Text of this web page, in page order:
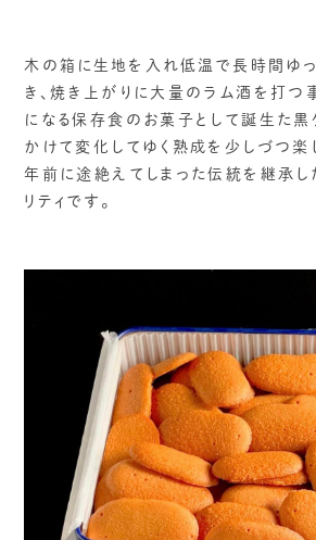
木の箱に生地を入れ低温で長時間ゆっ
き、焼き上がりに大量のラム酒を打つ
になる保存食のお菓子として誕生た黒
かけて変化してゆく熟成を少しづつ楽
年前に途絶えてしまった伝統を継承し
リティです。